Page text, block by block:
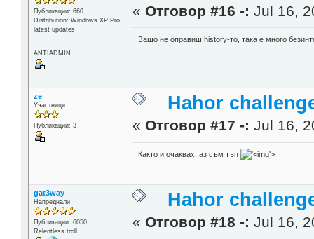
Публикации: 660
Distribution: Windows XP Pro
latest updates
ANTIADMIN
« Отговор #16 -: Jul 16,
Защо не оправиш history-то, така е много
ze
Участници
Публикации: 3
Hahor
« Отговор #17 -: Jul 16,
Както и очаквах, аз съм тъп '>
gat3way
Напреднали
Публикации: 6050
Relentless troll
Hahor
« Отговор #18 -: Jul 16,